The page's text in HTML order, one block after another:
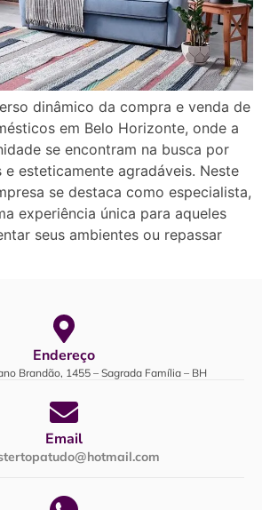
dinâmico da compra e venda de
em Belo Horizonte, onde a
se encontram na busca por
esteticamente agradáveis. Neste
se destaca como especialista,
experiência única para aqueles
seus ambientes ou repassar
Endereço
Brandão, 1455 – Sagrada Família – BH
Email